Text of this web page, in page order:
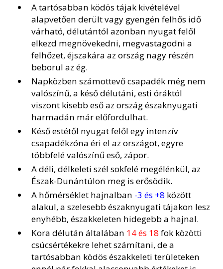
A tartósabban ködös tájak kivételével
alapvetően derült vagy gyengén felhős idő
várható, délutántól azonban nyugat felől
elkezd megnövekedni, megvastagodni a
felhőzet, éjszakára az ország nagy részén
beborul az ég.
Napközben számottevő csapadék még nem
valószínű, a késő délutáni, esti óráktól
viszont kisebb eső az ország északnyugati
harmadán már előfordulhat.
Késő estétől nyugat felől egy intenzív
csapadékzóna éri el az országot, egyre
többfelé valószínű eső, zápor.
A déli, délkeleti szél sokfelé megélénkül, az
Észak-Dunántúlon meg is erősödik.
A hőmérséklet hajnalban -3 és +8 között
alakul, a szelesebb északnyugati tájakon lesz
enyhébb, északkeleten hidegebb a hajnal.
Kora délután általában 14 és 18 fok közötti
csúcsértékekre lehet számítani, de a
tartósabban ködös északkeleti területeken